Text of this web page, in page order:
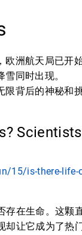
洲航天局已开
同时出现。
背后的神秘和挑
is-there-life-
在生命。这颗
让它成为了热